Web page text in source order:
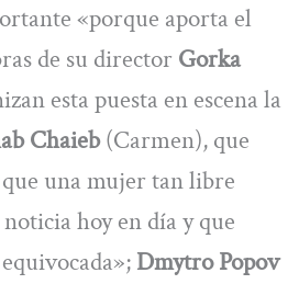
«porque aporta el
de su director Gorka
esta puesta en escena la
Chaieb(Carmen), que
una mujer tan libre
hoy en día y que
Dmytro Popov